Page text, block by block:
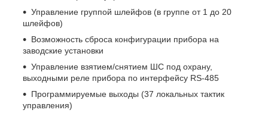
Управление группой шлейфов (в группе от 1 до 20
шлейфов)
Возможность сброса конфигурации прибора на
заводские установки
Управление взятием/снятием ШС под охрану,
выходными реле прибора по интерфейсу RS-485
Программируемые выходы (37 локальных тактик
управления)